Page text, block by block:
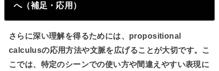
へ（補足・応用）
さらに深い理解を得るためには、propositional
calculusの応用方法や文脈を広げることが大切です。こ
こでは、特定のシーンでの使い方や間違えやすい表現に